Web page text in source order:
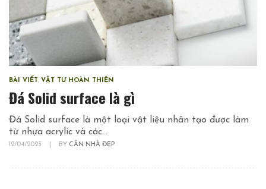
BÀI VIẾT, VẬT TƯ HOÀN THIỆN
Đá Solid surface là gì
Đá Solid surface là một loại vật liệu nhân tạo được làm
từ nhựa acrylic và các...
12/04/2023 BY CĂN NHÀ ĐẸP